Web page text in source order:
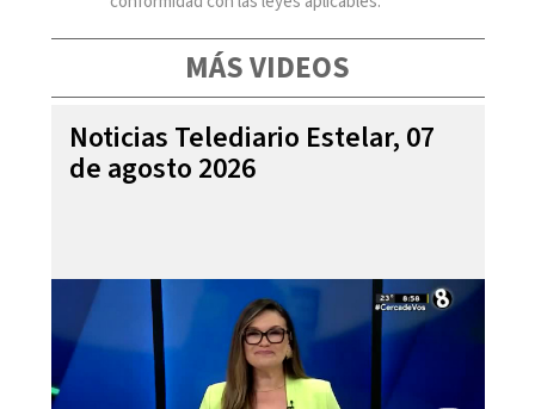
MÁS VIDEOS
Noticias Telediario Estelar, 07
de agosto 2026